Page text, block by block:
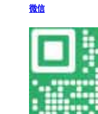
微信